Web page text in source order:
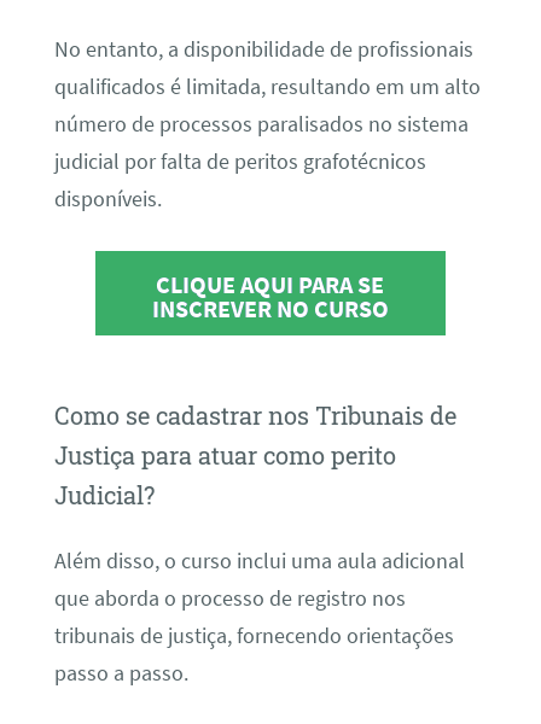
No entanto, a disponibilidade de profissionais
qualificados é limitada, resultando em um alto
número de processos paralisados no sistema
judicial por falta de peritos grafotécnicos
disponíveis.
CLIQUE AQUI PARA SE
INSCREVER NO CURSO
Como se cadastrar nos Tribunais de
Justiça para atuar como perito
Judicial?
Além disso, o curso inclui uma aula adicional
que aborda o processo de registro nos
tribunais de justiça, fornecendo orientações
passo a passo.